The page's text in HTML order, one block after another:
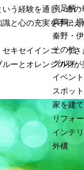
南足柄
真鶴・
秦野・
その他
グルメ
イベント
スポット
家を建
リフォ
インテ
外構
う経験を通し、命
と心の充実を手伝
キセイインコ、う
ーとオレンジの羽